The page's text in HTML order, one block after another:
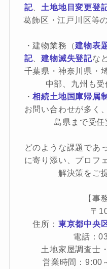
記、 土地地目変更登
葛飾区・江戸川区等
・建物業務（建物表
記、建物滅失登記な
千葉県・神奈川県・
中部、九州も受
・相続土地国庫帰属
お問い合わせが多く
島県まで受任
どのような課題であ
に寄り添い、プロフ
解決策をご
【事
〒
住所： 東京都中央
電話：
土地家屋調査士
営業時間：9:00